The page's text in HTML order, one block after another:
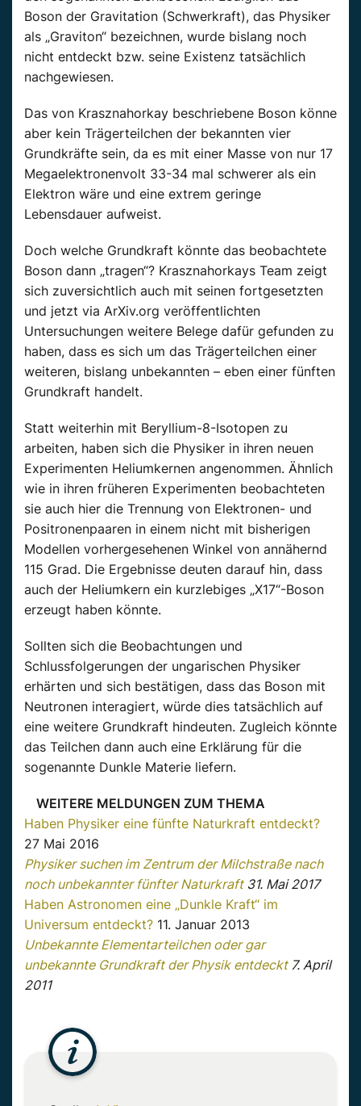
Boson der Gravitation (Schwerkraft), das Physiker
als „Graviton“ bezeichnen, wurde bislang noch
nicht entdeckt bzw. seine Existenz tatsächlich
nachgewiesen.
Das von Krasznahorkay beschriebene Boson könne
aber kein Trägerteilchen der bekannten vier
Grundkräfte sein, da es mit einer Masse von nur 17
Megaelektronenvolt 33-34 mal schwerer als ein
Elektron wäre und eine extrem geringe
Lebensdauer aufweist.
Doch welche Grundkraft könnte das beobachtete
Boson dann „tragen“? Krasznahorkays Team zeigt
sich zuversichtlich auch mit seinen fortgesetzten
und jetzt via ArXiv.org veröffentlichten
Untersuchungen weitere Belege dafür gefunden zu
haben, dass es sich um das Trägerteilchen einer
weiteren, bislang unbekannten – eben einer fünften
Grundkraft handelt.
Statt weiterhin mit Beryllium-8-Isotopen zu
arbeiten, haben sich die Physiker in ihren neuen
Experimenten Heliumkernen angenommen. Ähnlich
wie in ihren früheren Experimenten beobachteten
sie auch hier die Trennung von Elektronen- und
Positronenpaaren in einem nicht mit bisherigen
Modellen vorhergesehenen Winkel von annähernd
115 Grad. Die Ergebnisse deuten darauf hin, dass
auch der Heliumkern ein kurzlebiges „X17“-Boson
erzeugt haben könnte.
Sollten sich die Beobachtungen und
Schlussfolgerungen der ungarischen Physiker
erhärten und sich bestätigen, dass das Boson mit
Neutronen interagiert, würde dies tatsächlich auf
eine weitere Grundkraft hindeuten. Zugleich könnte
das Teilchen dann auch eine Erklärung für die
sogenannte Dunkle Materie liefern.
WEITERE MELDUNGEN ZUM THEMA
Haben Physiker eine fünfte Naturkraft entdeckt?
27 Mai 2016
Physiker suchen im Zentrum der Milchstraße nach
noch unbekannter fünfter Naturkraft31. Mai 2017
Haben Astronomen eine „Dunkle Kraft“ im
Universum entdeckt? 11. Januar 2013
Unbekannte Elementarteilchen oder gar
unbekannte Grundkraft der Physik entdeckt7. April
2011